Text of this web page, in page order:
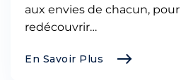
aux envies de chacun,
redécouvrir…
En Savoir Plus